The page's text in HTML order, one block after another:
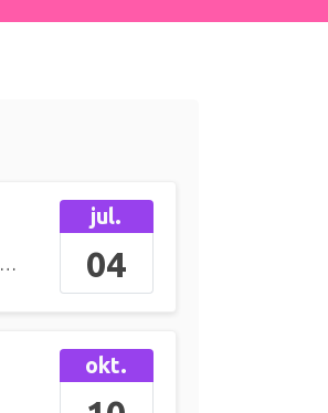
zondag 16 augustus 2026
jul.
04
okt.